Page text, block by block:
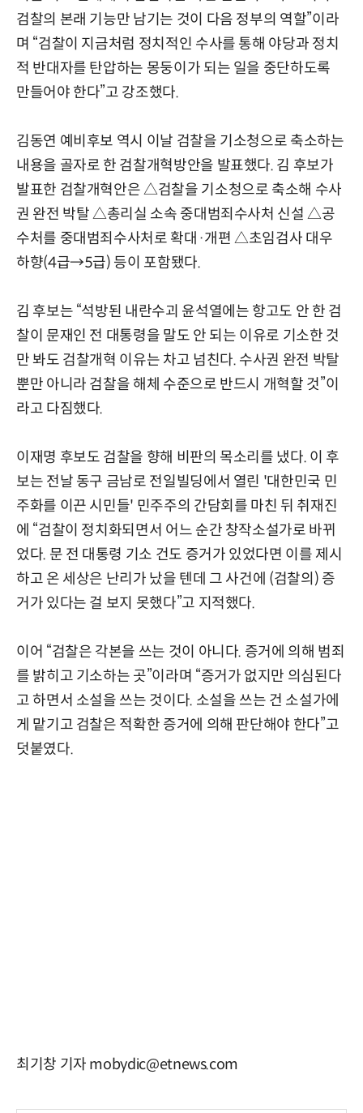
검찰의 본래 기능만 남기는 것이 다음 정부의 역할”이라
며 “검찰이 지금처럼 정치적인 수사를 통해 야당과 정치
적 반대자를 탄압하는 몽둥이가 되는 일을 중단하도록
만들어야 한다”고 강조했다.
김동연 예비후보 역시 이날 검찰을 기소청으로 축소하는
내용을 골자로 한 검찰개혁방안을 발표했다. 김 후보가
발표한 검찰개혁안은 △검찰을 기소청으로 축소해 수사
권 완전 박탈 △총리실 소속 중대범죄수사처 신설 △공
수처를 중대범죄수사처로 확대·개편 △초임검사 대우
하향(4급→5급) 등이 포함됐다.
김 후보는 “석방된 내란수괴 윤석열에는 항고도 안 한 검
찰이 문재인 전 대통령을 말도 안 되는 이유로 기소한 것
만 봐도 검찰개혁 이유는 차고 넘친다. 수사권 완전 박탈
뿐만 아니라 검찰을 해체 수준으로 반드시 개혁할 것”이
라고 다짐했다.
이재명 후보도 검찰을 향해 비판의 목소리를 냈다. 이 후
보는 전날 동구 금남로 전일빌딩에서 열린 '대한민국 민
주화를 이끈 시민들' 민주주의 간담회를 마친 뒤 취재진
에 “검찰이 정치화되면서 어느 순간 창작소설가로 바뀌
었다. 문 전 대통령 기소 건도 증거가 있었다면 이를 제시
하고 온 세상은 난리가 났을 텐데 그 사건에 (검찰의) 증
거가 있다는 걸 보지 못했다”고 지적했다.
이어 “검찰은 각본을 쓰는 것이 아니다. 증거에 의해 범죄
를 밝히고 기소하는 곳”이라며 “증거가 없지만 의심된다
고 하면서 소설을 쓰는 것이다. 소설을 쓰는 건 소설가에
게 맡기고 검찰은 적확한 증거에 의해 판단해야 한다”고
덧붙였다.
최기창 기자 mobydic@etnews.com